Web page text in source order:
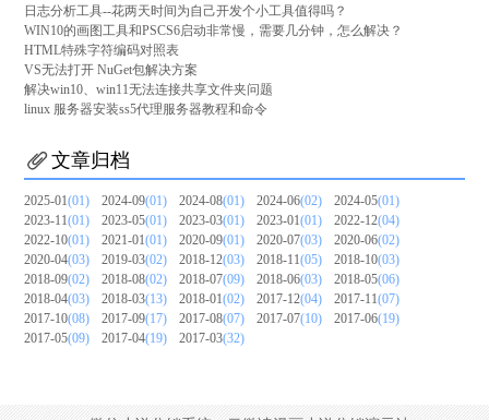
日志分析工具--花两天时间为自己开发个小工具值得吗？
WIN10的画图工具和PSCS6启动非常慢，需要几分钟，怎么解决？
HTML特殊字符编码对照表
VS无法打开 NuGet包解决方案
解决win10、win11无法连接共享文件夹问题
linux 服务器安装ss5代理服务器教程和命令
文章归档
2025-01(01) 2024-09(01) 2024-08(01) 2024-06(02) 2024-05(01)
2023-11(01) 2023-05(01) 2023-03(01) 2023-01(01) 2022-12(04)
2022-10(01) 2021-01(01) 2020-09(01) 2020-07(03) 2020-06(02)
2020-04(03) 2019-03(02) 2018-12(03) 2018-11(05) 2018-10(03)
2018-09(02) 2018-08(02) 2018-07(09) 2018-06(03) 2018-05(06)
2018-04(03) 2018-03(13) 2018-01(02) 2017-12(04) 2017-11(07)
2017-10(08) 2017-09(17) 2017-08(07) 2017-07(10) 2017-06(19)
2017-05(09) 2017-04(19) 2017-03(32)